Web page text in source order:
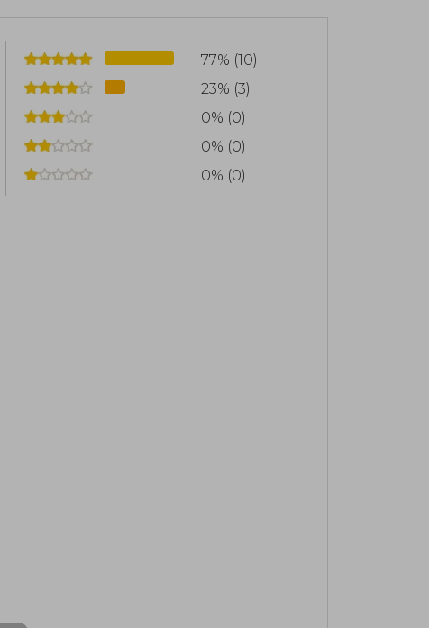
77% (10)
23% (3)
0% (0)
0% (0)
0% (0)